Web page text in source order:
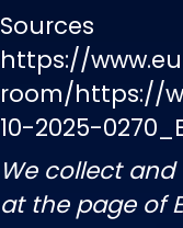
Sources
https://
room/https://
10-2025-
We collect
at the page of